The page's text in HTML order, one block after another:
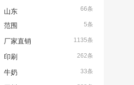
66条
山东
5条
范围
1135条
厂家直销
262条
印刷
33条
牛奶